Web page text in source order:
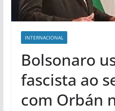
INTERNACIONAL
Bolsonaro
fascista ao
com Orbán